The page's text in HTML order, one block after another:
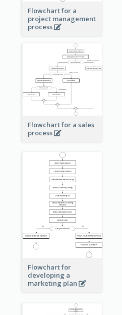
Flowchart for a
project management
process
Flowchart for a sales
process
Flowchart for
developing a
marketing plan